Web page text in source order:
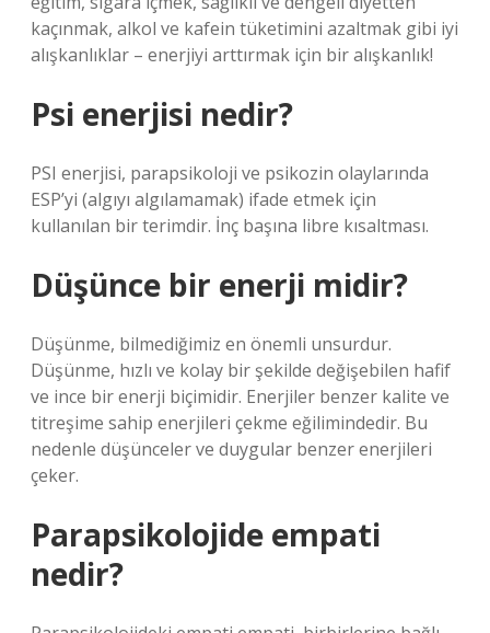
kaçınmak, alkol ve kafein tüketimini azaltmak gibi iyi
alışkanlıklar – enerjiyi arttırmak için bir alışkanlık!
Psi enerjisi nedir?
PSI enerjisi, parapsikoloji ve psikozin olaylarında
ESP’yi (algıyı algılamamak) ifade etmek için
kullanılan bir terimdir. İnç başına libre kısaltması.
Düşünce bir enerji midir?
Düşünme, bilmediğimiz en önemli unsurdur.
Düşünme, hızlı ve kolay bir şekilde değişebilen hafif
ve ince bir enerji biçimidir. Enerjiler benzer kalite ve
titreşime sahip enerjileri çekme eğilimindedir. Bu
nedenle düşünceler ve duygular benzer enerjileri
çeker.
Parapsikolojide empati
nedir?